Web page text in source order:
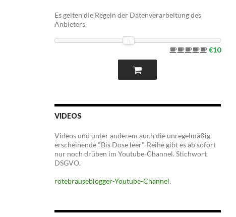
Es gelten die Regeln der Datenverarbeitung des
Anbieters.
€10
VIDEOS
Videos und unter anderem auch die unregelmäßig
erscheinende "Bis Dose leer"-Reihe gibt es ab sofort
nur noch drüben im Youtube-Channel. Stichwort
DSGVO.
rotebrauseblogger-Youtube-Channel.